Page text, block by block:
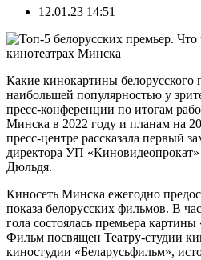
12.01.23 14:51
Какие кинокартины белорусского
наибольшей популярностью у
пресс-конференции по итогам
Минска в 2022 году и планам на
пресс-центре рассказала первый
директора УП
Дюльдя.
Киносеть Минска ежегодно
показа белорусских фильмов. В
гола состоялась премьера
Фильм посвящен Театру-студии
киностудии «Беларусьфильм»,